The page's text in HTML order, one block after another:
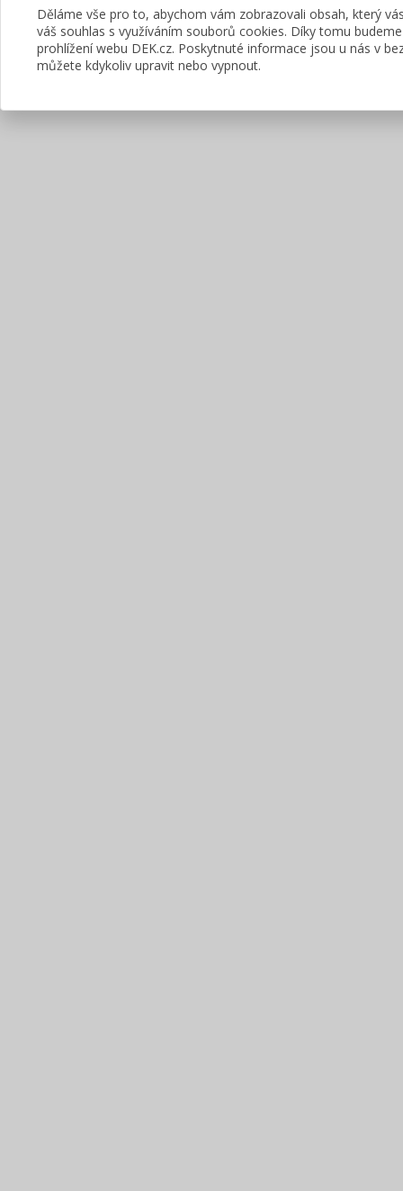
Děláme vše pro to, abychom vám zobrazovali obsah, který
váš souhlas s využíváním souborů cookies. Díky tomu
prohlížení webu DEK.cz. Poskytnuté informace jsou u nás v
můžete kdykoliv upravit nebo vypnout.